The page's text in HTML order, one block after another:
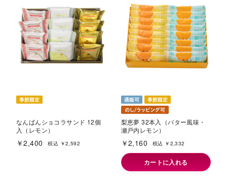
なんばんショコラサンド 12個
入（レモン）
￥2,400 税込 ￥2,592
梨恵夢 32本入（バター風味・
瀬戸内レモン）
￥2,160 税込 ￥2,332
カートに入れる